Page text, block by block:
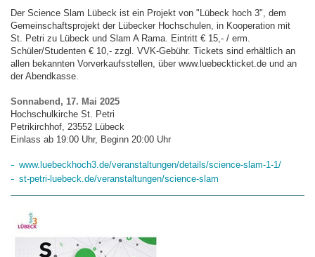
Der Science Slam Lübeck ist ein Projekt von "Lübeck hoch 3", dem
Gemeinschaftsprojekt der Lübecker Hochschulen, in Kooperation mit
St. Petri zu Lübeck und Slam A Rama. Eintritt € 15,- / erm.
Schüler/Studenten € 10,- zzgl. VVK-Gebühr. Tickets sind erhältlich an
allen bekannten Vorverkaufsstellen, über www.luebeckticket.de und an
der Abendkasse.
Sonnabend, 17. Mai 2025
Hochschulkirche St. Petri
Petrikirchhof, 23552 Lübeck
Einlass ab 19:00 Uhr, Beginn 20:00 Uhr
www.luebeckhoch3.de/veranstaltungen/details/science-slam-1-1/
st-petri-luebeck.de/veranstaltungen/science-slam